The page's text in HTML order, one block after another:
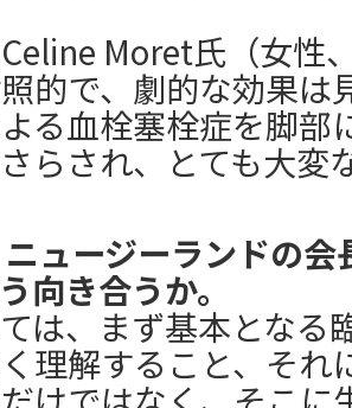
Moret氏（女性
的で、劇的な効果は
る血栓塞栓症を脚部
らされ、とても大変
ュージーランドの会
向き合うか。
は、まず基本となる
理解すること、そ